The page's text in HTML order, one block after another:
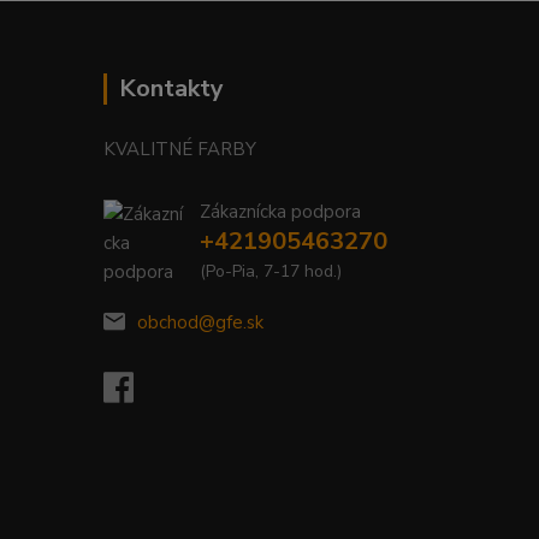
Kontakty
KVALITNÉ FARBY
Zákaznícka podpora
+421905463270
(Po-Pia, 7-17 hod.)
obchod@gfe.sk